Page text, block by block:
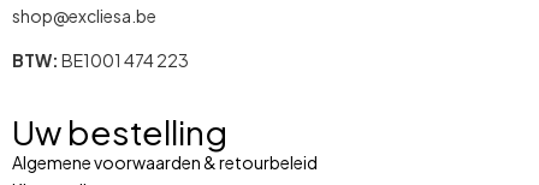
shop@excliesa.be
BTW: BE1001 474 223
Uw bestelling
Algemene voorwaarden & retourbeleid